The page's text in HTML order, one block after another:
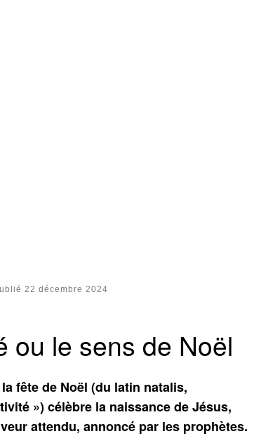
22 décembre 2024
ou le sens de Noël
fête de Noël (du latin natalis,
») célèbre la naissance de Jésus,
attendu, annoncé par les prophètes.